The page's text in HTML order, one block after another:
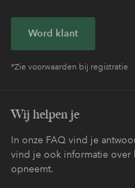
Word klant
*Zie voorwaarden bij registratie
Wij helpen je
In onze FAQ vind je
vind je ook informatie over
opneemt.